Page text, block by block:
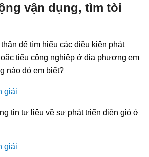
vận dụng, tìm tòi
để tìm hiểu các điều kiện phát
tiểu công nghiệp ở địa phương em
nào đó em biết?
giải
tin tư liệu về sự phát triển điện gió ở
giải